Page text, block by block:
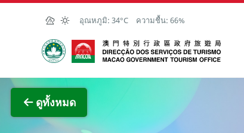
Skip to Main Content
อุณหภูมิ: 34°C ความชื้น: 66%
สำนักงานการท่องเที่ยวของรัฐบาลมาเก๊า
ดูทั้งหมด
ภ